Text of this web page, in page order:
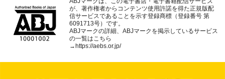
が、著作権者からコンテンツ使用許諾を得た正規版配
信サービスであることを示す登録商標（登録番号 第
6091713号）です。
ABJマークの詳細、ABJマークを掲示しているサービス
の一覧はこちら
→https://aebs.or.jp/